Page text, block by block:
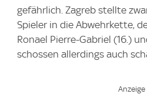
gefährlich. Zagreb stellte
Spieler in die Abwehrkette,
Ronael Pierre-Gabriel (16.)
schossen allerdings auch